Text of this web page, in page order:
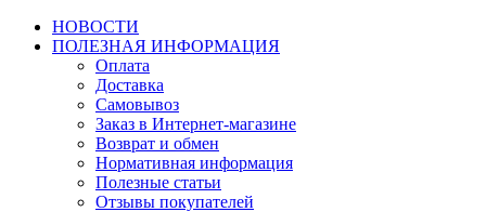
НОВОСТИ
ПОЛЕЗНАЯ ИНФОРМАЦИЯ
Оплата
Доставка
Самовывоз
Заказ в Интернет-магазине
Возврат и обмен
Нормативная информация
Полезные статьи
Отзывы покупателей